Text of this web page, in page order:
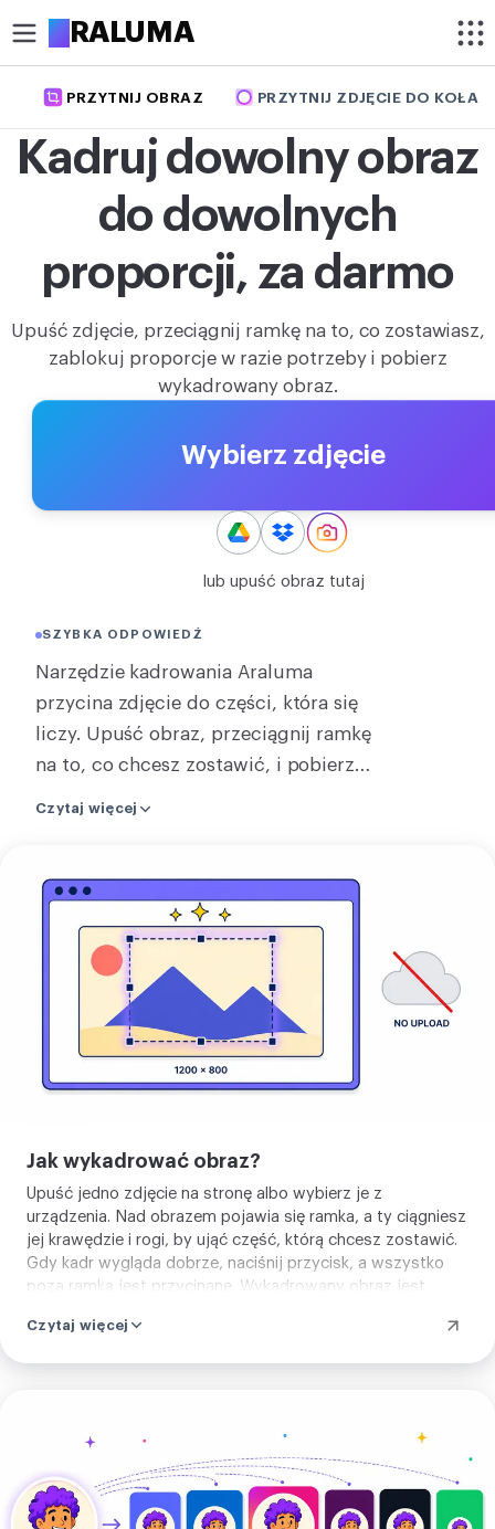
ARALUMA
Przytnij obraz
Przytnij zdjęcie do koła
Kompresuj obraz
Powiększ obraz
Zmień rozmiar obrazu
PRZYTNIJ OBRAZ PRZYTNIJ ZDJĘCIE DO KOŁA
Kadruj dowolny obraz
do dowolnych
proporcji, za darmo
Upuść zdjęcie, przeciągnij ramkę na to, co zostawiasz,
zablokuj proporcje w razie potrzeby i pobierz
wykadrowany obraz.
Wybierz zdjęcie
lub upuść obraz tutaj
SZYBKA ODPOWIEDŹ
Narzędzie kadrowania Araluma
przycina zdjęcie do części, która się
liczy. Upuść obraz, przeciągnij ramkę
na to, co chcesz zostawić, i pobierz
Całe kadrowanie działa na twoim
komputerze, więc zdjęcie zostaje u
ciebie i nic nie jest wysyłane na serwer.
Kadrowanie wybiera tylko, które
punkty zostają, więc to, co zostaje,
zachowuje pierwotną jakość, nic nie
jest ponownie kompresowane. Zapisz
przezroczystości. Nie ma czego się
uczyć ani co instalować. Upuść obraz i
przytnij go. Dalej możesz zaokrąglić go
kadrowaniem w koło, skompresować,
albo zobaczyć pozostałe narzędzia
kadrowania.
Czytaj więcej
zdjęcie
Jak wykadrować obraz?
Upuść jedno zdjęcie na stronę albo wybierz je z
urządzenia. Nad obrazem pojawia się ramka, a ty ciągniesz
jej krawędzie i rogi, by ująć część, którą chcesz zostawić.
Gdy kadr wygląda dobrze, naciśnij przycisk, a wszystko
poza ramką jest przycinane. Wykadrowany obraz jest
wcześniej, a zdjęcie cały czas zostaje na twoim
Czytaj więcej